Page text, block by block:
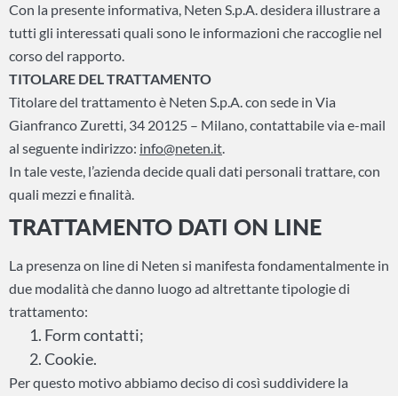
Con la presente informativa, Neten S.p.A. desidera illustrare a
tutti gli interessati quali sono le informazioni che raccoglie nel
corso del rapporto.
TITOLARE DEL TRATTAMENTO
Titolare del trattamento è Neten S.p.A. con sede in Via
Gianfranco Zuretti, 34 20125 – Milano, contattabile via e-mail
al seguente indirizzo: info@neten.it.
In tale veste, l’azienda decide quali dati personali trattare, con
quali mezzi e finalità.
TRATTAMENTO DATI ON LINE
La presenza on line di Neten si manifesta fondamentalmente in
due modalità che danno luogo ad altrettante tipologie di
trattamento:
Form contatti;
Cookie.
Per questo motivo abbiamo deciso di così suddividere la